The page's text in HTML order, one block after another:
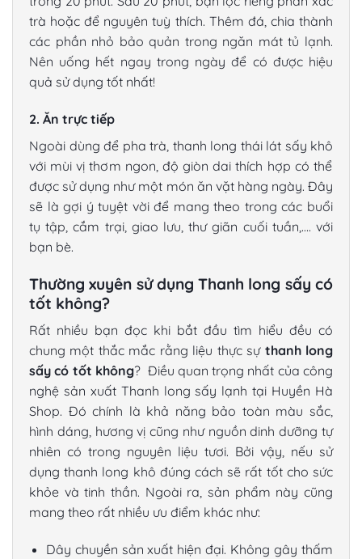
trà hoặc để nguyên tuỳ thích. Thêm đá, chia thành
các phần nhỏ bảo quản trong ngăn mát tủ lạnh.
Nên uống hết ngay trong ngày để có được hiệu
quả sử dụng tốt nhất!
2. Ăn trực tiếp
Ngoài dùng để pha trà, thanh long thái lát sấy khô
với mùi vị thơm ngon, độ giòn dai thích hợp có thể
được sử dụng như một món ăn vặt hàng ngày. Đây
sẽ là gợi ý tuyệt vời để mang theo trong các buổi
tụ tập, cắm trại, giao lưu, thư giãn cuối tuần,…. với
bạn bè.
Thường xuyên sử dụng Thanh long sấy có
tốt không?
Rất nhiều bạn đọc khi bắt đầu tìm hiểu đều có
chung một thắc mắc rằng liệu thực sự thanh long
sấy có tốt không? Điều quan trọng nhất của công
nghệ sản xuất Thanh long sấy lạnh tại Huyền Hà
Shop. Đó chính là khả năng bảo toàn màu sắc,
hình dáng, hương vị cũng như nguồn dinh dưỡng tự
nhiên có trong nguyên liệu tươi. Bởi vậy, nếu sử
dụngthanh long khô đúng cách sẽ rất tốt cho sức
khỏe và tinh thần. Ngoài ra, sản phẩm này cũng
mang theo rất nhiều ưu điểm khác như:
Dây chuyền sản xuất hiện đại. Không gây thấm